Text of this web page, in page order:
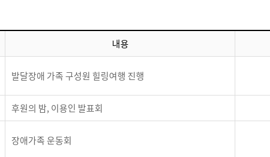
내용
발달장애 가족 구성원 힐링여행 진행
후원의 밤, 이용인 발표회
장애가족 운동회